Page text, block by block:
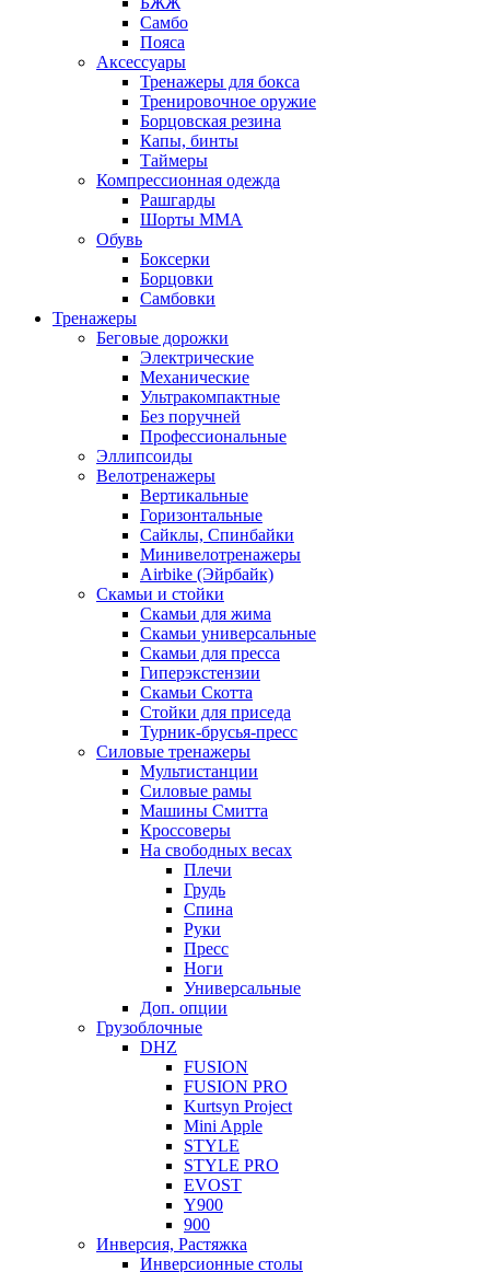
Самбо
Пояса
Аксессуары
Тренажеры для бокса
Тренировочное оружие
Борцовская резина
Капы, бинты
Таймеры
Компрессионная одежда
Рашгарды
Шорты MMA
Обувь
Боксерки
Борцовки
Самбовки
Тренажеры
Беговые дорожки
Электрические
Механические
Ультракомпактные
Без поручней
Профессиональные
Эллипсоиды
Велотренажеры
Вертикальные
Горизонтальные
Сайклы, Спинбайки
Минивелотренажеры
Airbike (Эйрбайк)
Скамьи и стойки
Скамьи для жима
Скамьи универсальные
Скамьи для пресса
Гиперэкстензии
Скамьи Скотта
Стойки для приседа
Турник-брусья-пресс
Силовые тренажеры
Мультистанции
Силовые рамы
Машины Смитта
Кроссоверы
На свободных весах
Плечи
Грудь
Спина
Руки
Пресс
Ноги
Универсальные
Доп. опции
Грузоблочные
DHZ
FUSION
FUSION PRO
Kurtsyn Project
Mini Apple
STYLE
STYLE PRO
EVOST
Y900
900
Инверсия, Растяжка
Инверсионные столы